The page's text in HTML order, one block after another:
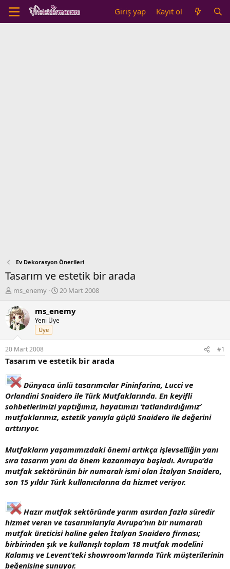
Giriş yap Kayıt ol
Ev Dekorasyon Önerileri
Tasarım ve estetik bir arada
K
n
b
u
y
u
b
a
ş
l
a
t
a
n
ms_enemy
B
ş
ı
ç
a
r
i
h
20 Mart 2008
ms_enemy
Yeni Üye
Üye
20 Mart 2008 #1
Tasarım ve estetik bir arada
Dünyaca ünlü tasarımcılar Pininfarina, Lucci ve
Orlandini Snaidero ile Türk Mutfaklarında. En keyifli
sohbetlerimizi yaptığımız, hayatımızı ‘tatlandırdığımız’
mutfaklarımız, estetik yanıyla güçlü Snaidero ile değerini
arttırıyor.
Mutfakların yaşamımızdaki önemi artıkça işlevselliğin yanı
sıra tasarım yanı da önem kazanmaya başladı. Avrupa’da
mutfak sektörünün bir numaralı ismi olan İtalyan Snaidero,
son 15 yıldır Türk kullanıcılarına da hizmet veriyor.
Hazır mutfak sektöründe yarım asırdan fazla süredir
hizmet veren ve tasarımlarıyla Avrupa’nın bir numaralı
mutfak üreticisi haline gelen İtalyan Snaidero firması;
birbirinden şık ve kullanışlı toplam 18 mutfak modelini
Kalamış ve Levent’teki showroom’larında Türk müşterilerinin
beğenisine sunuyor.